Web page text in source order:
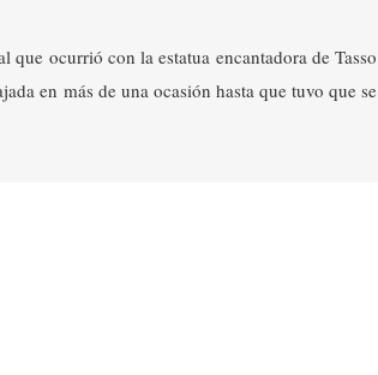
ocurrió con la estatua encantadora de Tasso
en más de una ocasión hasta que tuvo que se